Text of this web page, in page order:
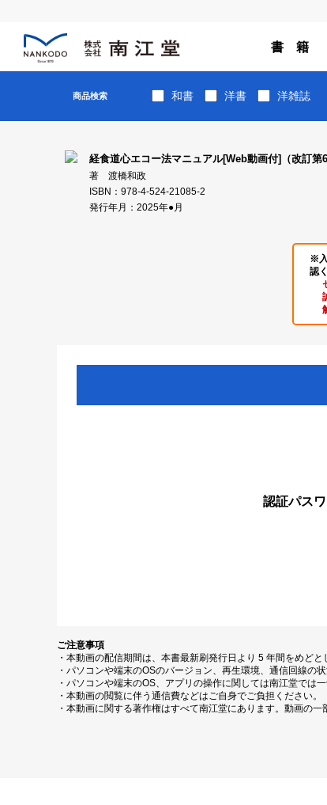
書 籍
商品検索 和書 洋書 洋雑誌
経食道心エコー法マニュアル[Web動画付]（改訂第6
著 渡橋和政
ISBN：978-4-524-21085-2
発行年月：2025年●月
※
認
認証パスワ
ご注意事項
・本動画の配信期間は、本書最新刷発行日より 5 年間をめど
・パソコンや端末のOSのバージョン、再生環境、通信回線の
・パソコンや端末のOS、アプリの操作に関しては南江堂では
・本動画の閲覧に伴う通信費などはご自身でご負担ください。
・本動画に関する著作権はすべて南江堂にあります。動画の